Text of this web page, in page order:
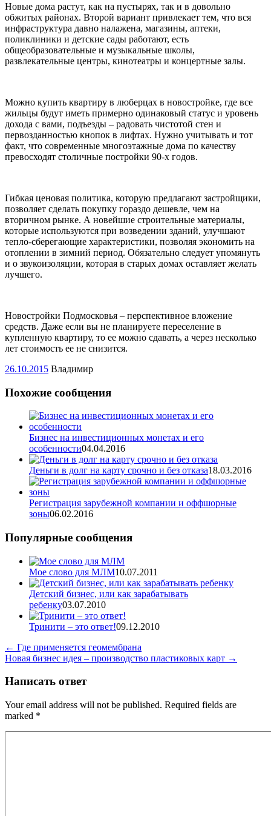
Новые дома растут, как на пустырях, так и в довольно
обжитых районах. Второй вариант привлекает тем, что вся
инфраструктура давно налажена, магазины, аптеки,
поликлиники и детские сады работают, есть
общеобразовательные и музыкальные школы,
развлекательные центры, кинотеатры и концертные залы.
Можно купить квартиру в люберцах в новостройке, где все
жильцы будут иметь примерно одинаковый статус и уровень
дохода с вами, подъезды – радовать чистотой стен и
первозданностью кнопок в лифтах. Нужно учитывать и тот
факт, что современные многоэтажные дома по качеству
превосходят столичные постройки 90-х годов.
Гибкая ценовая политика, которую предлагают застройщики,
позволяет сделать покупку гораздо дешевле, чем на
вторичном рынке. А новейшие строительные материалы,
которые используются при возведении зданий, улучшают
тепло-сберегающие характеристики, позволяя экономить на
отоплении в зимний период. Обязательно следует упомянуть
и о звукоизоляции, которая в старых домах оставляет желать
лучшего.
Новостройки Подмосковья – перспективное вложение
средств. Даже если вы не планируете переселение в
купленную квартиру, то ее можно сдавать, а через несколько
лет стоимость ее не снизится.
26.10.2015 Владимир
Похожие сообщения
Бизнес на инвестиционных монетах и его
особенности04.04.2016
Деньги в долг на карту срочно и без отказа18.03.2016
Регистрация зарубежной компании и оффшорные
зоны06.02.2016
Популярные сообщения
Мое слово для МЛМ10.07.2011
Детский бизнес, или как зарабатывать
ребенку03.07.2010
Тринити – это ответ!09.12.2010
← Где применяется геомембрана
Новая бизнес идея – производство пластиковых карт →
Написать ответ
Your email address will not be published. Required fields are
marked *